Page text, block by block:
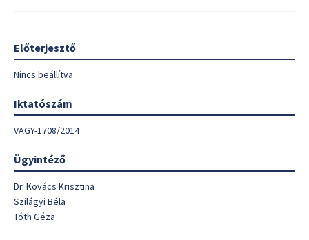
Előterjesztő
Nincs beállítva
Iktatószám
VAGY-1708/2014
Ügyintéző
Dr. Kovács Krisztina
Szilágyi Béla
Tóth Géza